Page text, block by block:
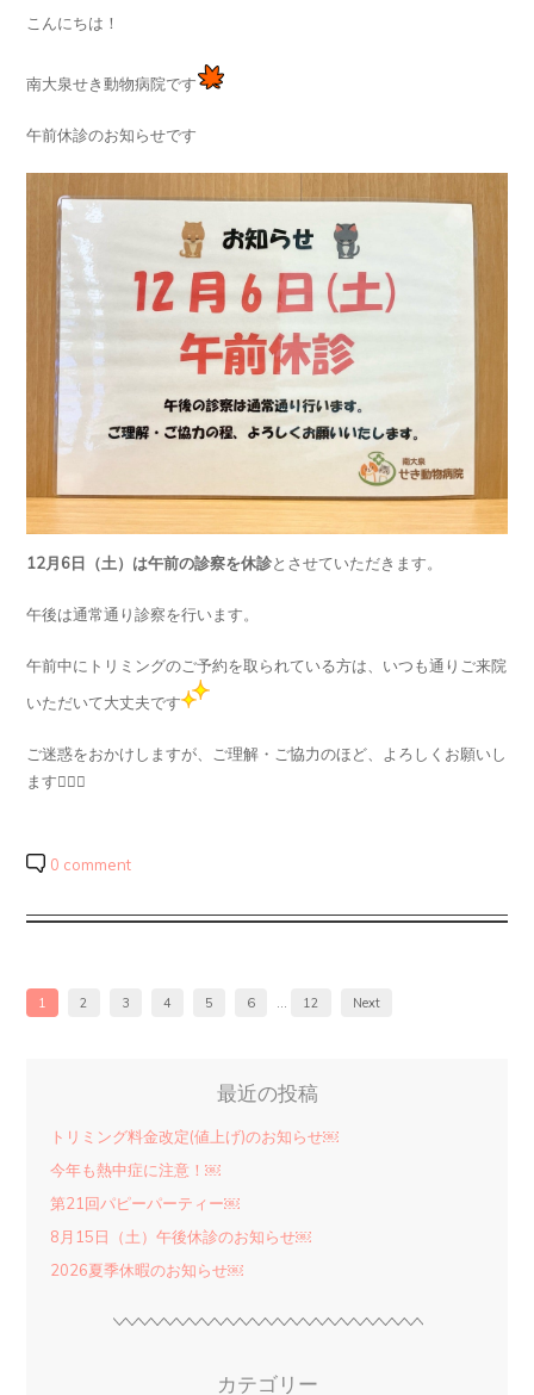
こんにちは！
南大泉せき動物病院です
午前休診のお知らせです
12月6日（土）は午前の診察を休診とさせていただきます。
午後は通常通り診察を行います。
午前中にトリミングのご予約を取られている方は、いつも通りご来院
いただいて大丈夫です
ご迷惑をおかけしますが、ご理解・ご協力のほど、よろしくお願いし
ます🙇🏻‍♀️
0 comment
投
稿
1 2 3 4 5 6 12 Next
最近の投稿
トリミング料金改定(値上げ)のお知らせ￼
今年も熱中症に注意！￼
第21回パピーパーティー￼
8月15日（土）午後休診のお知らせ￼
2026夏季休暇のお知らせ￼
カテゴリー